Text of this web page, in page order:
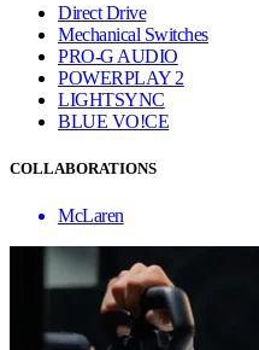
Direct Drive
Mechanical Switches
PRO-G AUDIO
POWERPLAY 2
LIGHTSYNC
BLUE VO!CE
COLLABORATIONS
McLaren